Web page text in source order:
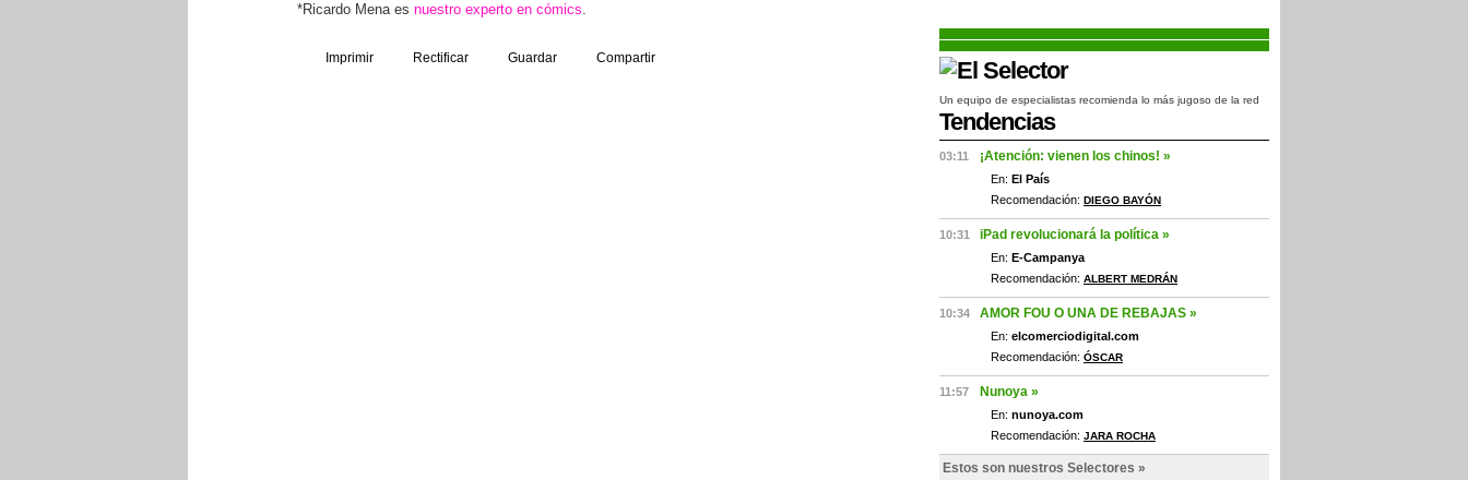
*Ricardo Mena es nuestro experto en cómics.
Imprimir Rectificar Guardar Compartir
Un equipo de especialistas recomienda lo más jugoso de la red
Tendencias
03:11 ¡Atención: vienen los chinos! »
En: El País
Recomendación: DIEGO BAYÓN
10:31 iPad revolucionará la política »
En: E-Campanya
Recomendación: ALBERT MEDRÁN
10:34 AMOR FOU O UNA DE REBAJAS »
En: elcomerciodigital.com
Recomendación: ÓSCAR
11:57 Nunoya »
En: nunoya.com
Recomendación: JARA ROCHA
Estos son nuestros Selectores »